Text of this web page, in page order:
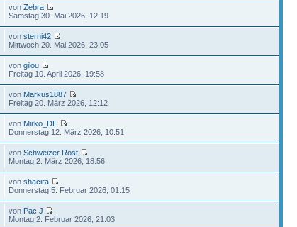
vonZebra
Samstag 30. Mai 2026, 12:19
vonsterni42
Mittwoch 20. Mai 2026, 23:05
vongilou
Freitag 10. April 2026, 19:58
von Markus1887
Freitag 20. März 2026, 12:12
von Mirko_DE
Donnerstag 12. März 2026, 10:51
vonSchweizer Rost
Montag 2. März 2026, 18:56
vonshacira
Donnerstag 5. Februar 2026, 01:15
von Pac J
Montag 2. Februar 2026, 21:03